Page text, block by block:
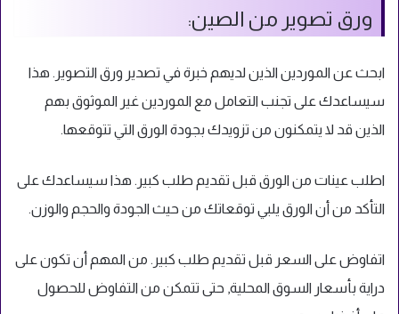
ورق تصوير من الصين:
ابحث عن الموردين الذين لديهم خبرة في تصدير ورق التصوير. هذا
سيساعدك على تجنب التعامل مع الموردين غير الموثوق بهم
الذين قد لا يتمكنون من تزويدك بجودة الورق التي تتوقعها.
اطلب عينات من الورق قبل تقديم طلب كبير. هذا سيساعدك على
التأكد من أن الورق يلبي توقعاتك من حيث الجودة والحجم والوزن.
اتفاوض على السعر قبل تقديم طلب كبير. من المهم أن تكون على
دراية بأسعار السوق المحلية, حتى تتمكن من التفاوض للحصول